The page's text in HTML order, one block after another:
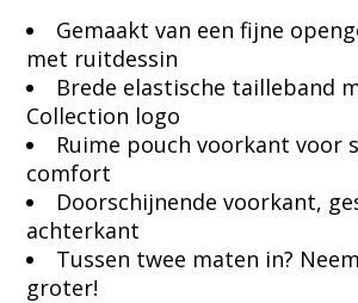
Gemaakt van een fijne
met ruitdessin
Brede elastische tailleband
Collection logo
Ruime pouch voorkant voor
comfort
Doorschijnende voorkant,
achterkant
Tussen twee maten in?
groter!